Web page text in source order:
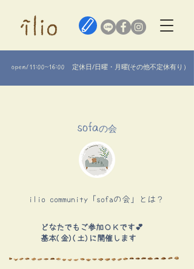
open/11:00~16:00 定休日/日曜・月曜(その他不定休有り）​
​sofaの会
ilio community「sofaの会」 とは？
どなたでもご参加ＯＫです💕
基本(金)(土)に開催します